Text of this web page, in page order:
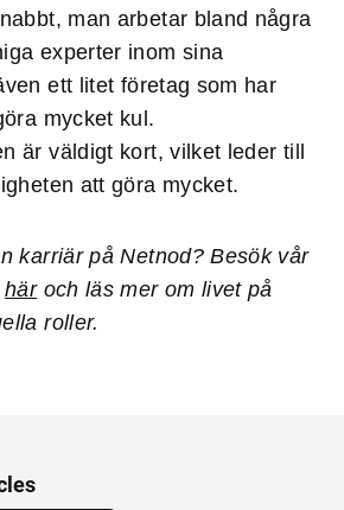
man arbetar bland några
experter inom sina
ett litet företag som har
mycket kul.
är väldigt kort, vilket leder till
att göra mycket.
karriär på Netnod? Besök vår
häroch läs mer om livet på
roller.